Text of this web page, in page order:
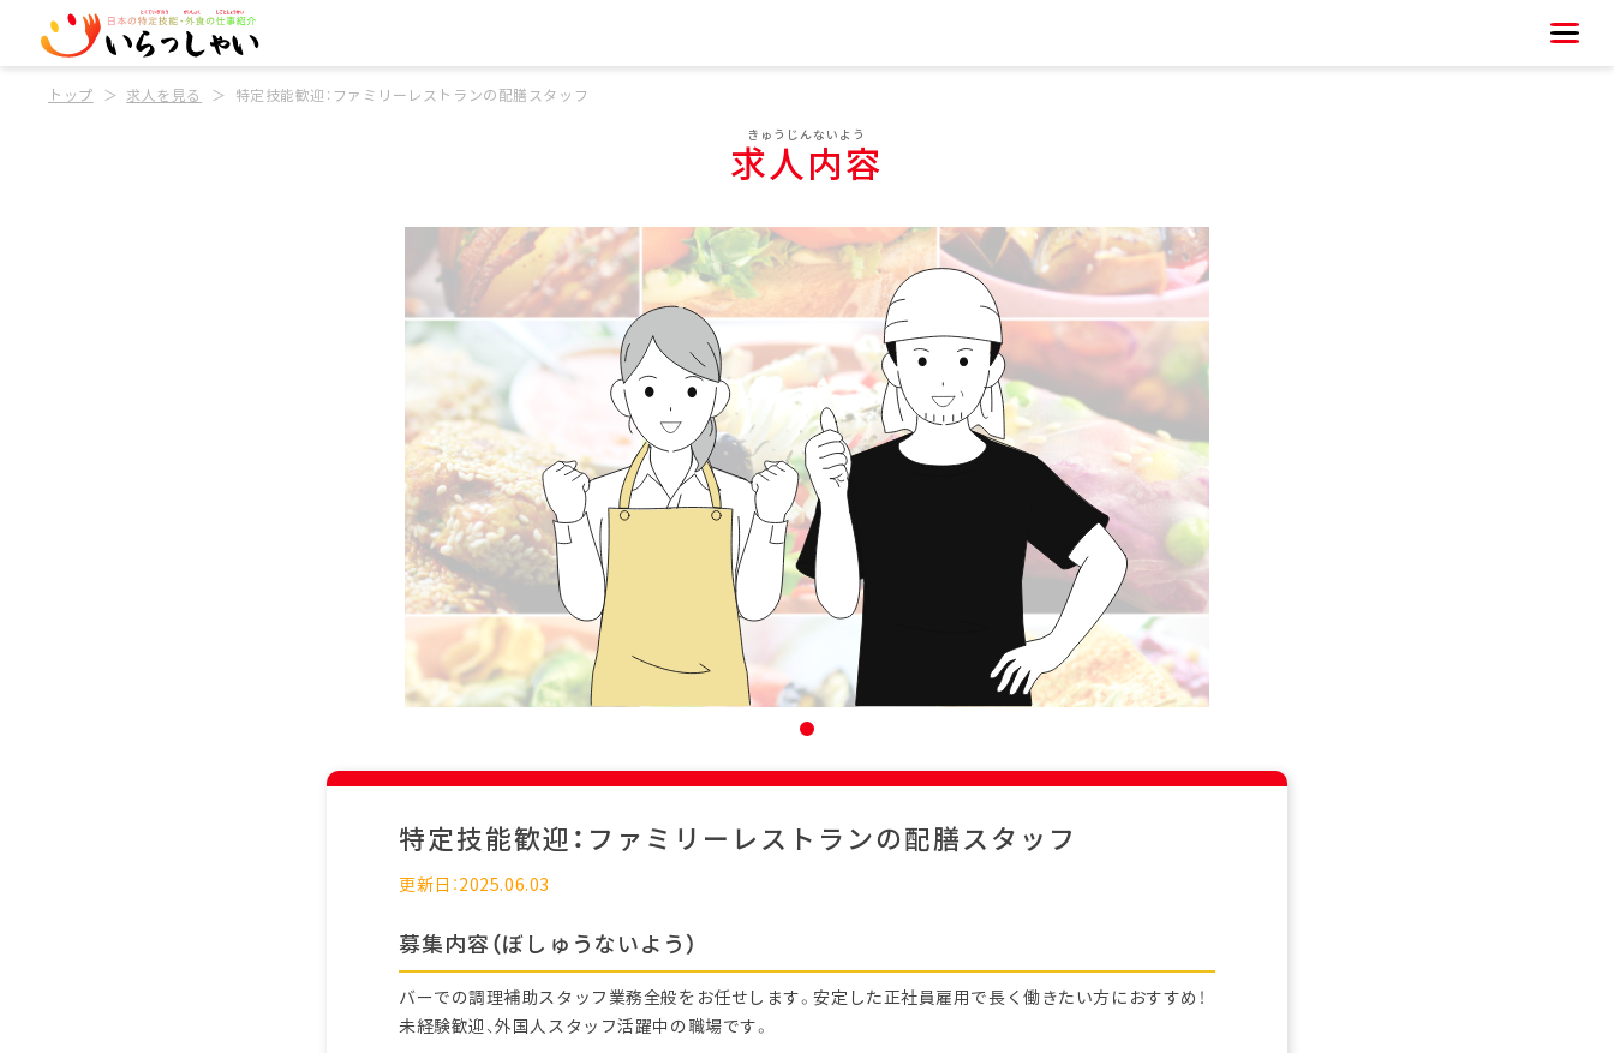
トップ 求人を見る 特定技能歓迎：ファミリーレストランの配膳スタッフ
求人内容
特定技能歓迎：ファミリーレストランの配膳スタッフ
更新日：2025.06.03
募集内容（ぼしゅうないよう）
バーでの調理補助スタッフ業務全般をお任せします。安定した正社員雇用で長く働きたい方におすすめ！
未経験歓迎、外国人スタッフ活躍中の職場です。